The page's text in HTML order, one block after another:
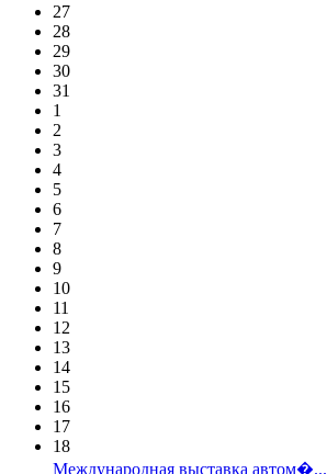
27
28
29
30
31
1
2
3
4
5
6
7
8
9
10
11
12
13
14
15
16
17
18
Международная выставка автом�...